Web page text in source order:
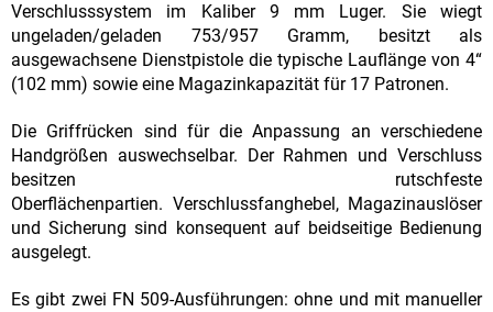
Verschlusssystem im Kaliber 9 mm Luger. Sie wiegt
ungeladen/geladen 753/957 Gramm, besitzt als
ausgewachsene Dienstpistole die typische Lauflänge von 4“
(102 mm) sowie eine Magazinkapazität für 17 Patronen.
Die Griffrücken sind für die Anpassung an verschiedene
Handgrößen auswechselbar. Der Rahmen und Verschluss
besitzen rutschfeste
Oberflächenpartien. Verschlussfanghebel, Magazinauslöser
und Sicherung sind konsequent auf beidseitige Bedienung
ausgelegt.
Es gibt zwei FN 509-Ausführungen: ohne und mit manueller